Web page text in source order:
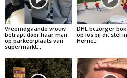
Vreemdgaande vrouw
betrapt door haar man
op parkeerplaats van
supermarkt…
DHL bezorger
op los bij dit stel in
Herne…